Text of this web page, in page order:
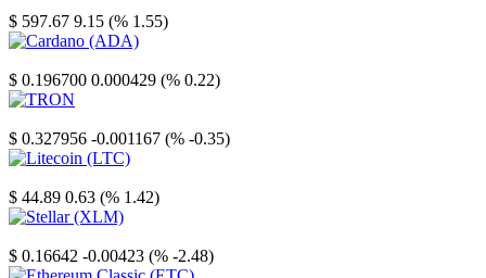
$ 597.67 9.15 (% 1.55)
$ 0.196700 0.000429 (% 0.22)
$ 0.327956 -0.001167 (% -0.35)
$ 44.89 0.63 (% 1.42)
$ 0.16642 -0.00423 (% -2.48)